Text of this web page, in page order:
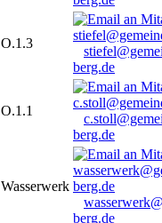
O.1.3
berg.de
O.1.1
berg.de
Wasserwerk
berg.de